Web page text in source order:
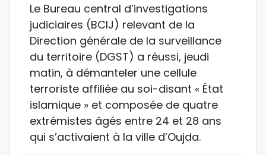
Le Bureau central d’investigations
judiciaires (BCIJ) relevant de la
Direction générale de la surveillance
du territoire (DGST) a réussi, jeudi
matin, à démanteler une cellule
terroriste affiliée au soi-disant « État
islamique » et composée de quatre
extrémistes âgés entre 24 et 28 ans
qui s’activaient à la ville d’Oujda.